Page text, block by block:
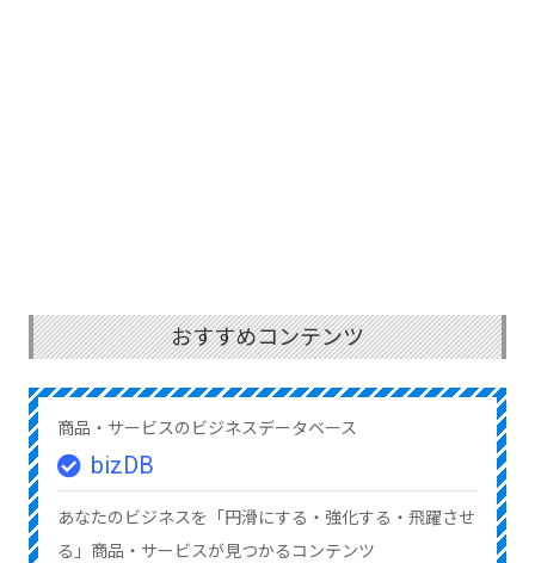
おすすめコンテンツ
商品・サービスのビジネスデータベース
bizDB
あなたのビジネスを「円滑にする・強化する・飛躍させ
る」商品・サービスが見つかるコンテンツ